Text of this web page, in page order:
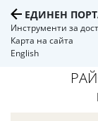
ЕДИНЕН
Инструменти за
Карта на сайта
English